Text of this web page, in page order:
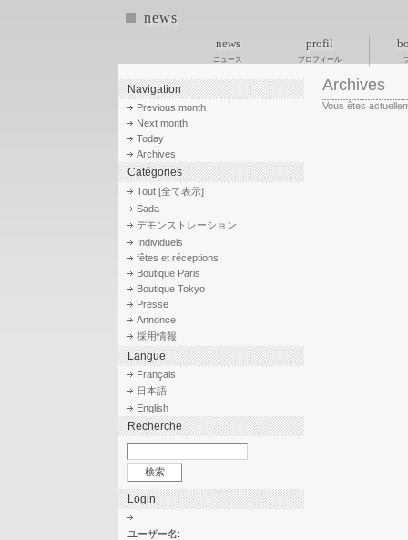
news
news
ニュース
profil
プロフィール
Archives
Vous êtes
Navigation
Previous month
Next month
Today
Archives
Catégories
Tout [全て表示]
Sada
デモンストレーション
Individuels
fêtes et réceptions
Boutique Paris
Boutique Tokyo
Presse
Annonce
採用情報
Langue
Français
日本語
English
Recherche
Login
ユーザー名: